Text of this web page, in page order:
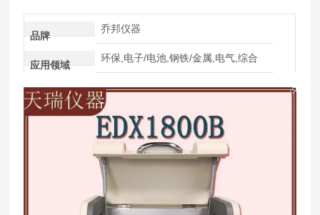
品牌
乔邦仪器
应用领域
环保,电子/电池,钢铁/金属,电气,综合